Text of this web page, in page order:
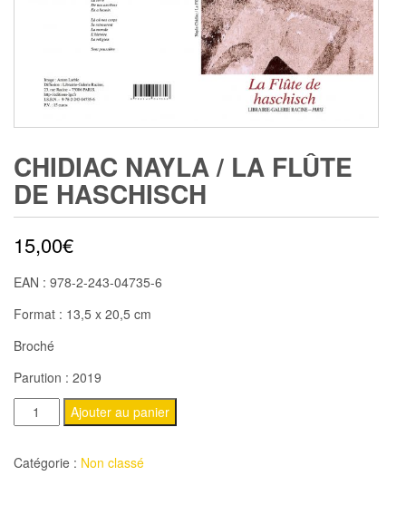
CHIDIAC NAYLA / LA FLÛTE
DE HASCHISCH
15,00€
EAN : 978-2-243-04735-6
Format : 13,5 x 20,5 cm
Broché
Parution : 2019
quantité
de
Nayla
Ajouter au panier
Catégorie : Non classé